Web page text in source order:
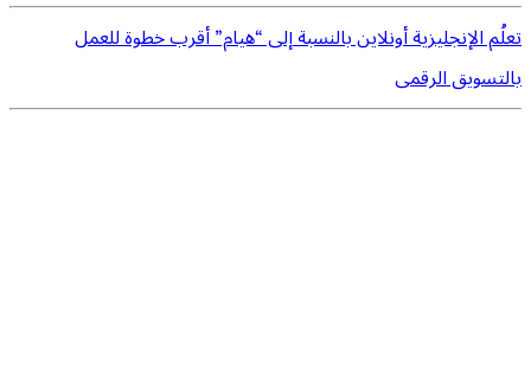
تعلُم الإنجليزية أونلاين بالنسبة إلى “هيام” أقرب خطوة للعمل
بالتسويق الرقمى